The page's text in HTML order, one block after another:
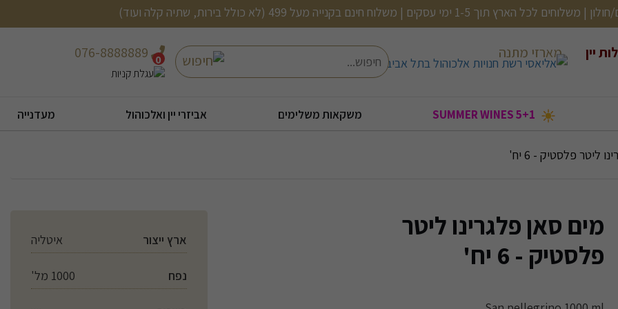
משלוח חינם בקנייה מעל 499 (לא כולל בירות, שתיה קלה ועוד)
יין
מארזי מתנה
חיפוש חיפוש 0
משקאות משלימים אביזרי יין ואלכוהול מעדנייה
ליטר פלסטיק - 6 יח'
מים סאן פלגרינו ליטר
פלסטיק - 6 יח'
ארץ ייצור איטליה
נפח 1000 מל'